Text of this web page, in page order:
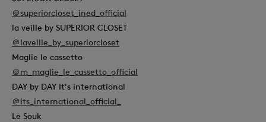
＠superiorcloset_ined_official
la veille by SUPERIOR CLOSET
＠laveille_by_superiorcloset
Maglie le cassetto
＠m_maglie_le_cassetto_official
DAY by DAY It's international
＠its_international_official_
Le Souk